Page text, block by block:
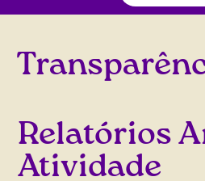
Relatórios
Atividade